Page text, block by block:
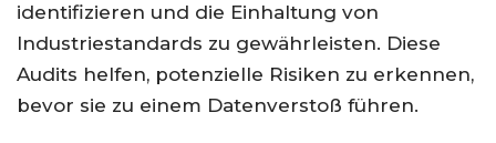
identifizieren und die Einhaltung von
Industriestandards zu gewährleisten. Diese
Audits helfen, potenzielle Risiken zu erkennen,
bevor sie zu einem Datenverstoß führen.